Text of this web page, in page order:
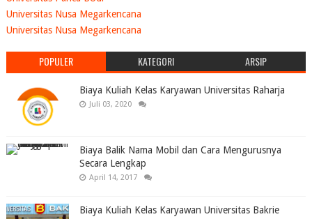
Universitas Nusa Megarkencana
Universitas Nusa Megarkencana
POPULER KATEGORI ARSIP
Biaya Kuliah Kelas Karyawan Universitas Raharja
Juli 03, 2020
Biaya Balik Nama Mobil dan Cara Mengurusnya
Secara Lengkap
April 14, 2017
Biaya Kuliah Kelas Karyawan Universitas Bakrie